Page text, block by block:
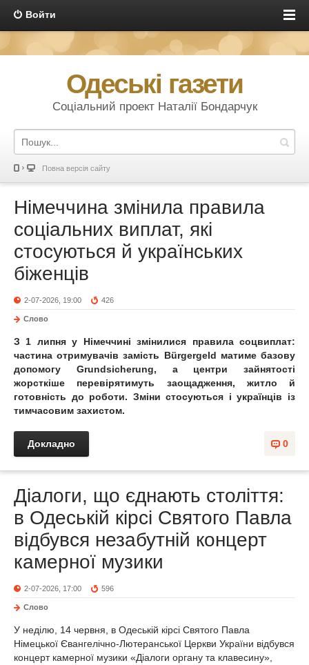
Войти
Одеські газети
Соціальний проект Наталії Бондарчук
Повна версія сайту
Німеччина змінила правила
соціальних виплат, які
стосуються й українських
біженців
2-07-2026, 19:00 426
Слово
З 1 липня у Німеччині змінилися правила соцвиплат:
частина отримувачів замість Bürgergeld матиме базову
допомогу Grundsicherung, а центри зайнятості
жорсткіше перевірятимуть заощадження, житло й
готовність до роботи. Зміни стосуються і українців із
тимчасовим захистом.
0
Докладно
Діалоги, що єднають століття:
в Одеській кірсі Святого Павла
відбувся незабутній концерт
камерної музики
2-07-2026, 17:00 596
Слово
У неділю, 14 червня, в Одеській кірсі Святого Павла
Німецької Євангелічно-Лютеранської Церкви України відбувся
концерт камерної музики «Діалоги органу та клавесину»,